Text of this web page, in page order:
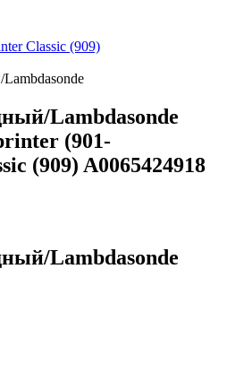
Classic (909)
Lambdasonde
(901-
(909) A0065424918
Lambdasonde